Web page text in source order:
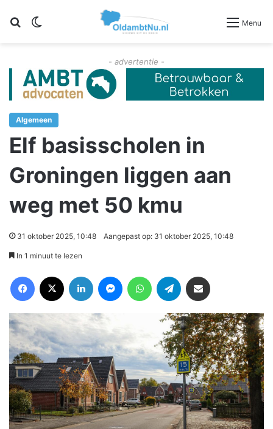
Zoeken Menu
- advertentie -
Algemeen
Elf basisscholen in
Groningen liggen aan
weg met 50 kmu
31 oktober 2025, 10:48 Aangepast op: 31 oktober 2025, 10:48
In 1 minuut te lezen